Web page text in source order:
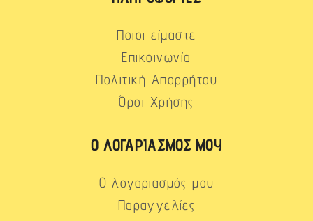
Ποιοι είμαστε
Επικοινωνία
Πολιτική Απορρήτου
Όροι Χρήσης
Ο ΛΟΓΑΡΙΑΣΜΌΣ ΜΟΥ
Ο λογαριασμός μου
Παραγγελίες